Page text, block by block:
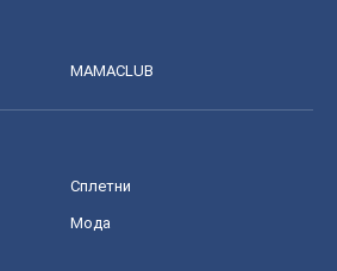
MAMACLUB
Сплетни
Мода